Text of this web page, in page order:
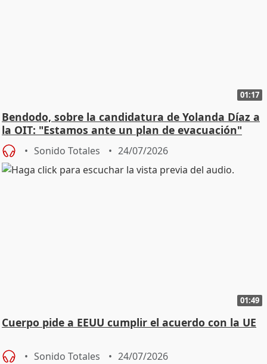
01:17
Bendodo, sobre la candidatura de Yolanda Díaz a
la OIT: "Estamos ante un plan de evacuación"
Sonido Totales 24/07/2026
01:49
Cuerpo pide a EEUU cumplir el acuerdo con la UE
Sonido Totales 24/07/2026